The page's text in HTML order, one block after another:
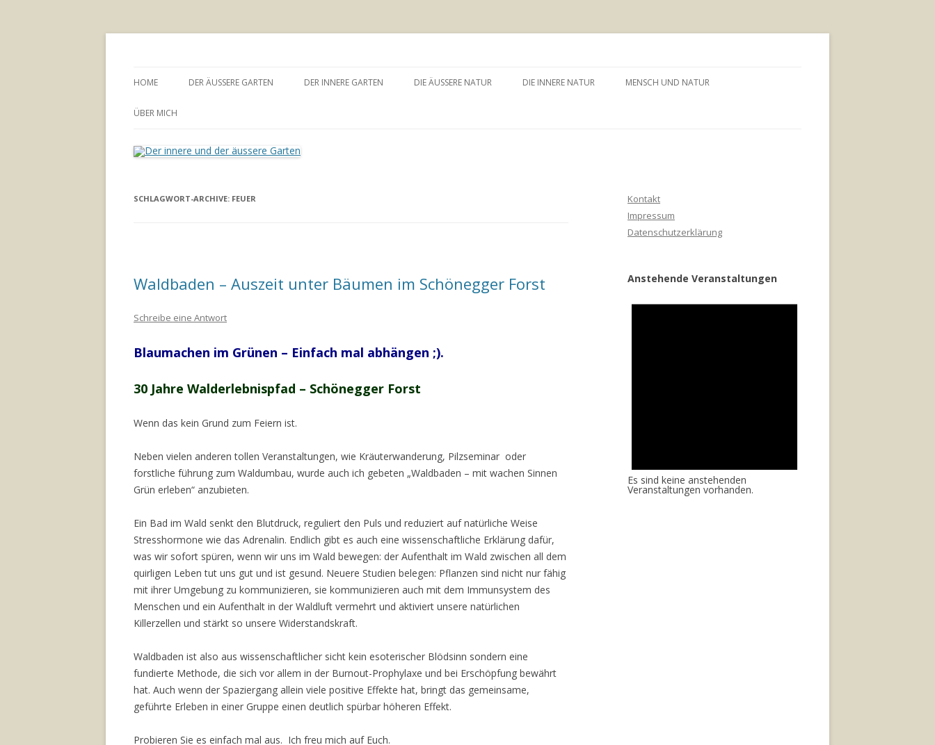
Inhalt
HOME DER ÄUSSERE GARTEN DER INNERE GARTEN DIE ÄUSSERE NATUR DIE INNERE NATUR MENSCH UND NATUR
ÜBER MICH
SCHLAGWORT-ARCHIVE: FEUER
Waldbaden – Auszeit unter Bäumen im Schönegger Forst
Schreibe eine Antwort
Blaumachen im Grünen – Einfach mal abhängen ;).
30 Jahre Walderlebnispfad – Schönegger Forst
Wenn das kein Grund zum Feiern ist.
Neben vielen anderen tollen Veranstaltungen, wie Kräuterwanderung, Pilzseminar oder
forstliche führung zum Waldumbau, wurde auch ich gebeten „Waldbaden – mit wachen Sinnen
Grün erleben“ anzubieten.
Ein Bad im Wald senkt den Blutdruck, reguliert den Puls und reduziert auf natürliche Weise
Stresshormone wie das Adrenalin. Endlich gibt es auch eine wissenschaftliche Erklärung dafür,
was wir sofort spüren, wenn wir uns im Wald bewegen: der Aufenthalt im Wald zwischen all dem
quirligen Leben tut uns gut und ist gesund. Neuere Studien belegen: Pflanzen sind nicht nur fähig
mit ihrer Umgebung zu kommunizieren, sie kommunizieren auch mit dem Immunsystem des
Menschen und ein Aufenthalt in der Waldluft vermehrt und aktiviert unsere natürlichen
Killerzellen und stärkt so unsere Widerstandskraft.
Waldbaden ist also aus wissenschaftlicher sicht kein esoterischer Blödsinn sondern eine
fundierte Methode, die sich vor allem in der Burnout-Prophylaxe und bei Erschöpfung bewährt
hat. Auch wenn der Spaziergang allein viele positive Effekte hat, bringt das gemeinsame,
geführte Erleben in einer Gruppe einen deutlich spürbar höheren Effekt.
Probieren Sie es einfach mal aus. Ich freu mich auf Euch.
Kontakt
Impressum
Datenschutzerklärung
Anstehende Veranstaltungen
Es sind keine anstehenden
Veranstaltungen vorhanden.